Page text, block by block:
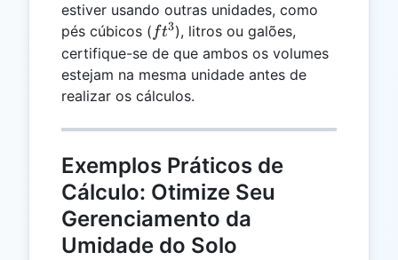
estiver usando outras unidades, como
pés cúbicos ( ft^3
ft3), litros ou galões,
certifique-se de que ambos os volumes
estejam na mesma unidade antes de
realizar os cálculos.
Exemplos Práticos de
Cálculo: Otimize Seu
Gerenciamento da
Umidade do Solo